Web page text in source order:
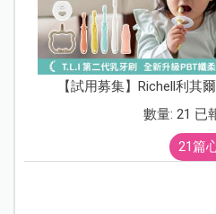
【試用募集】Richell利其
數量: 21 已
21篇